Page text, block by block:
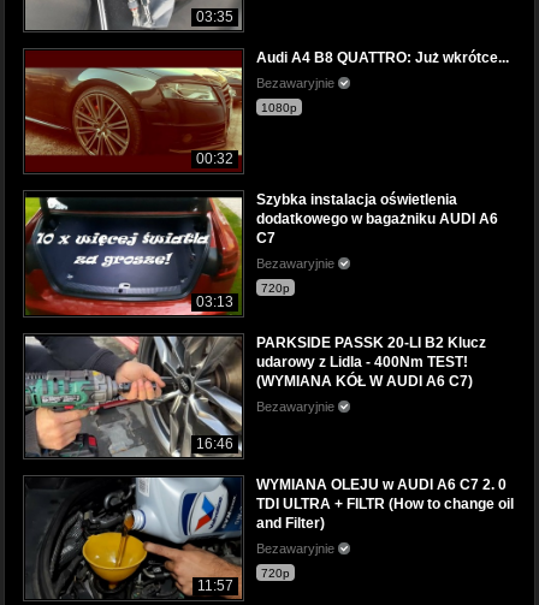
03:35
00:32
Audi A4 B8 QUATTRO: Już wkrótce...
Bezawaryjnie
1080p
03:13
Szybka instalacja oświetlenia
dodatkowego w bagażniku AUDI A6
C7
Bezawaryjnie
720p
16:46
PARKSIDE PASSK 20-LI B2 Klucz
udarowy z Lidla - 400Nm TEST!
(WYMIANA KÓŁ W AUDI A6 C7)
Bezawaryjnie
11:57
WYMIANA OLEJU w AUDI A6 C7 2. 0
TDI ULTRA + FILTR (How to change oil
and Filter)
Bezawaryjnie
720p